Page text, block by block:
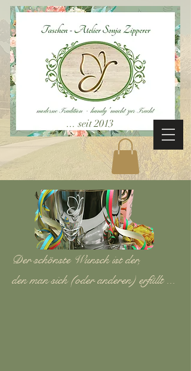
... seit 2013
Der schönste Wunsch ist der,
den man sich (oder anderen) erfüllt ...